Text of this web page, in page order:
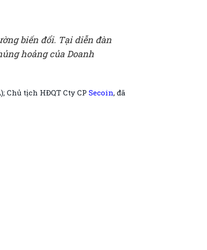
biến đổi. Tại diễn đàn
hoảng của Doanh
Chủ tịch HĐQT Cty CPSecoin, đã